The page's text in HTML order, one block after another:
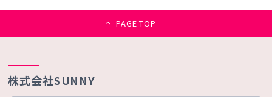
PAGE TOP
株式会社SUNNY